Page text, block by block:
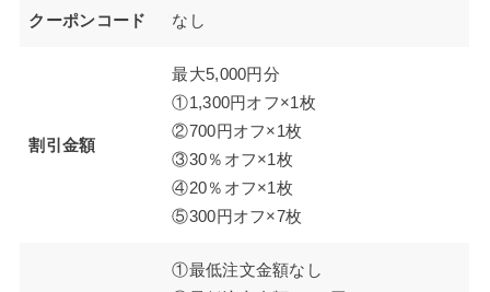
クーポンコード なし
割引金額
最大5,000円分
①1,300円オフ×1枚
②700円オフ×1枚
③30％オフ×1枚
④20％オフ×1枚
⑤300円オフ×7枚
①最低注文金額なし